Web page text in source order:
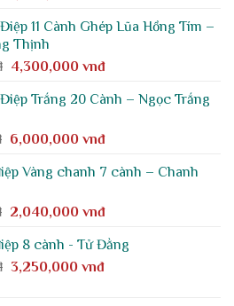
là:
6,125,000 vnđ.
tại
4,900,000 vnđ.
11 Cành Ghép Lũa Hồng Tím –
Thịnh
Giá
là:
4,300,000 vnđGiá
tại
4,300,000 vnđ.
Trắng 20 Cành – Ngọc Trắng
Giá
là:
6,000,000 vnđGiá
tại
6,000,000 vnđ.
Vàng chanh 7 cành – Chanh
Giá
là:
2,550,000 vnđ.
2,040,000 vnđGiá
tại
là:
8 cành - Tử Đằng
Giá
3,250,000 vnđGiá